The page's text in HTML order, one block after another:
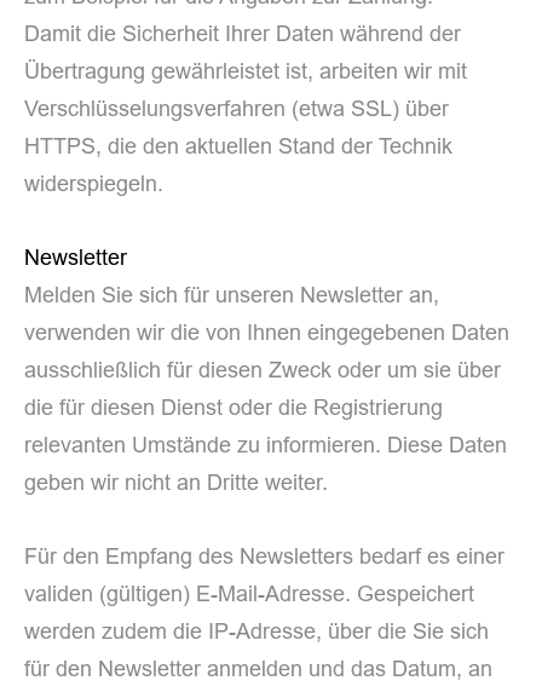
Damit die Sicherheit Ihrer Daten während der
Übertragung gewährleistet ist, arbeiten wir mit
Verschlüsselungsverfahren (etwa SSL) über
HTTPS, die den aktuellen Stand der Technik
widerspiegeln.
Newsletter
Melden Sie sich für unseren Newsletter an,
verwenden wir die von Ihnen eingegebenen Daten
ausschließlich für diesen Zweck oder um sie über
die für diesen Dienst oder die Registrierung
relevanten Umstände zu informieren. Diese Daten
geben wir nicht an Dritte weiter.
Für den Empfang des Newsletters bedarf es einer
validen (gültigen) E-Mail-Adresse. Gespeichert
werden zudem die IP-Adresse, über die Sie sich
für den Newsletter anmelden und das Datum, an